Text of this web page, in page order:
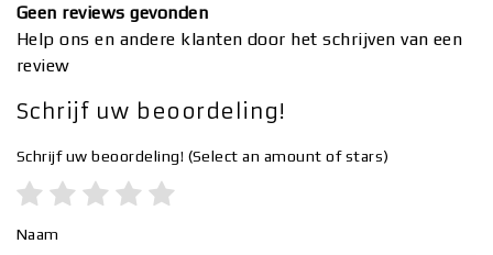
Geen reviews gevonden
Help ons en andere klanten door het schrijven van een
review
Schrijf uw beoordeling!
Schrijf uw beoordeling! (Select an amount of stars)
Naam